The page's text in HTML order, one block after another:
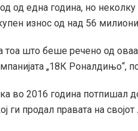
од една година, но
износ од над 56
тоа што беше речено од
„18К Роналдињо“,
во 2016 година потпишал
ги продал правата на